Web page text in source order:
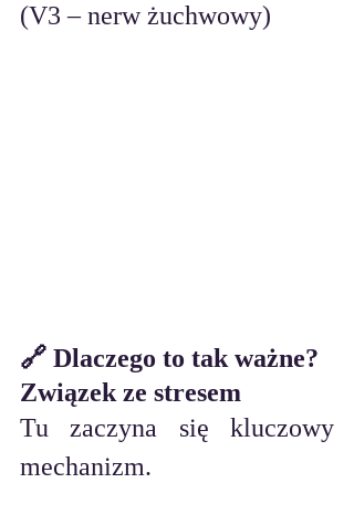
(V3 – nerw żuchwowy)
🔗 Dlaczego to tak ważne?
Związek ze stresem
Tu zaczyna się kluczowy
mechanizm.